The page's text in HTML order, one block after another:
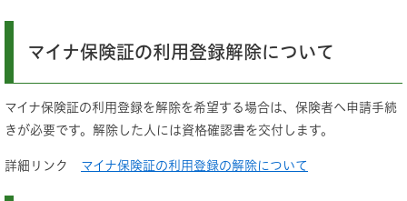
マイナ保険証の利用登録解除について
マイナ保険証の利用登録を解除を希望する場合は、保険者へ申請手続
きが必要です。解除した人には資格確認書を交付します。
詳細リンク マイナ保険証の利用登録の解除について